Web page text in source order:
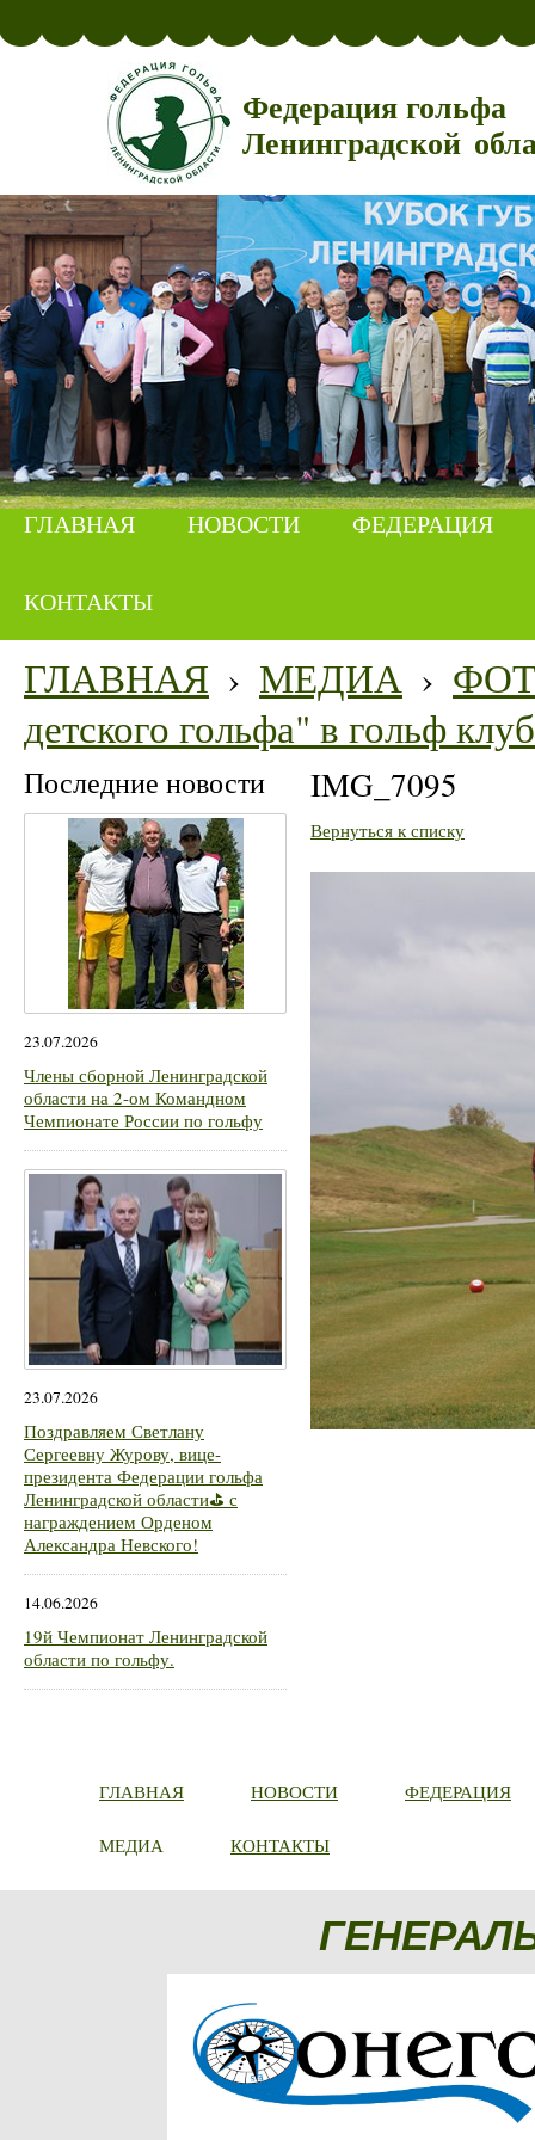
Федерация гольфа
Ленинградской
ГЛАВНАЯ НОВОСТИ ФЕДЕРАЦИЯ
КОНТАКТЫ
ГЛАВНАЯ › МЕДИА ›
детского гольфа" в гольф
Последние новости
23.07.2026
Члены сборной Ленинградской
области на 2-ом Командном
Чемпионате России по гольфу
23.07.2026
Поздравляем Светлану
Сергеевну Журову, вице-
президента Федерации гольфа
Ленинградской области⛳ с
награждением Орденом
Александра Невского!
14.06.2026
19й Чемпионат Ленинградской
области по гольфу.
IMG_7095
Вернуться к списку
ГЛАВНАЯ НОВОСТИ ФЕДЕРАЦИЯ
МЕДИА КОНТАКТЫ